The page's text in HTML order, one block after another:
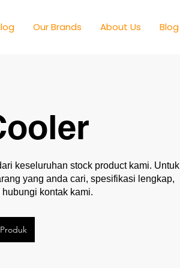
Our Brands About Us Blog
keseluruhan stock product kami. Untuk
yang anda cari, spesifikasi lengkap,
kontak kami.